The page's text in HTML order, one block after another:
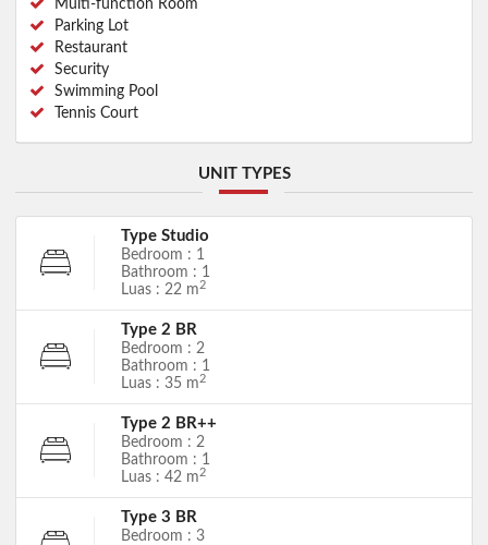
Multi-function Room
Parking Lot
Restaurant
Security
Swimming Pool
Tennis Court
UNIT TYPES
Type Studio
Bedroom : 1
Bathroom : 1
Luas : 22 m2
Type 2 BR
Bedroom : 2
Bathroom : 1
Luas : 35 m2
Type 2 BR++
Bedroom : 2
Bathroom : 1
Luas : 42 m 2
Type 3 BR
Bedroom : 3